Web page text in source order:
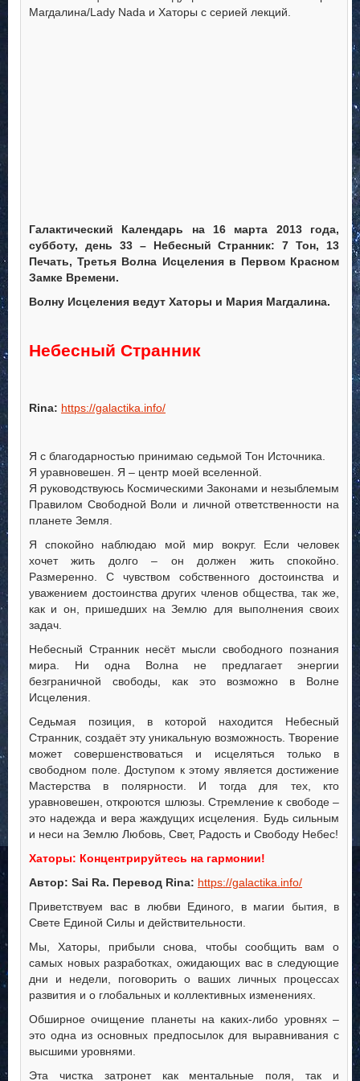
Магдалина/Lady Nada и Хаторы с серией лекций.
Галактический Календарь на 16 марта 2013 года,
субботу, день 33 – Небесный Странник: 7 Тон, 13
Печать, Третья Волна Исцеления в Первом Красном
Замке Времени.
Волну Исцеления ведут Хаторы и Мария Магдалина.
Небесный Странник
Rina: https://galactika.info/
Я с благодарностью принимаю седьмой Тон Источника.
Я уравновешен. Я – центр моей вселенной.
Я руководствуюсь Космическими Законами и незыблемым
Правилом Свободной Воли и личной ответственности на
планете Земля.
Я спокойно наблюдаю мой мир вокруг. Если человек
хочет жить долго – он должен жить спокойно.
Размеренно. С чувством собственного достоинства и
уважением достоинства других членов общества, так же,
как и он, пришедших на Землю для выполнения своих
задач.
Небесный Странник несёт мысли свободного познания
мира. Ни одна Волна не предлагает энергии
безграничной свободы, как это возможно в Волне
Исцеления.
Седьмая позиция, в которой находится Небесный
Странник, создаёт эту уникальную возможность. Творение
может совершенствоваться и исцеляться только в
свободном поле. Доступом к этому является достижение
Мастерства в полярности. И тогда для тех, кто
уравновешен, откроются шлюзы. Стремление к свободе –
это надежда и вера жаждущих исцеления. Будь сильным
и неси на Землю Любовь, Свет, Радость и Свободу Небес!
Хаторы: Концентрируйтесь на гармонии!
Автор: Sai Ra. Перевод Rina: https://galactika.info/
Приветствуем вас в любви Единого, в магии бытия, в
Свете Единой Силы и действительности.
Мы, Хаторы, прибыли снова, чтобы сообщить вам о
самых новых разработках, ожидающих вас в следующие
дни и недели, поговорить о ваших личных процессах
развития и о глобальных и коллективных изменениях.
Обширное очищение планеты на каких-либо уровнях –
это одна из основных предпосылок для выравнивания с
высшими уровнями.
Эта чистка затронет как ментальные поля, так и